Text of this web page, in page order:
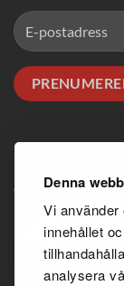
Denna
Vi använder
innehållet
analysera